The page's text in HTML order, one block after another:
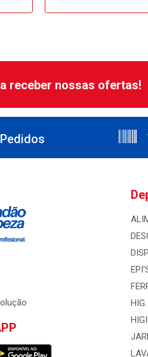
receber nossas ofertas!